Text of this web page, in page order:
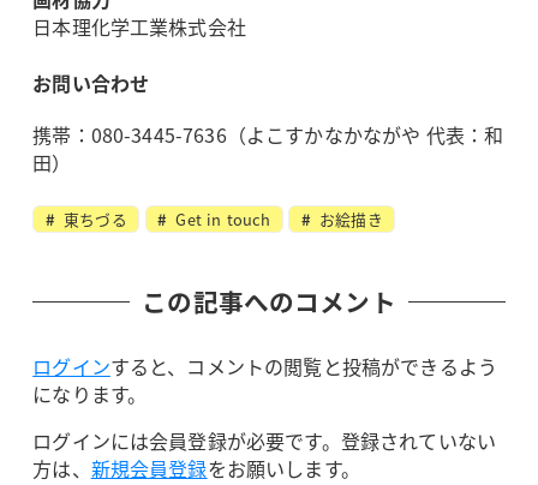
日本理化学工業株式会社
お問い合わせ
携帯：080-3445-7636（よこすかなかながや 代表：和
田）
東ちづる Get in touch お絵描き
この記事へのコメント
ログインすると、コメントの閲覧と投稿ができるよう
になります。
ログインには会員登録が必要です。登録されていない
方は、 新規会員登録をお願いします。